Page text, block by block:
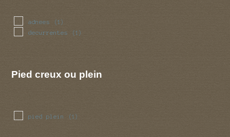
adnees (1)
decurrentes (1)
Pied creux ou plein
pied plein (1)